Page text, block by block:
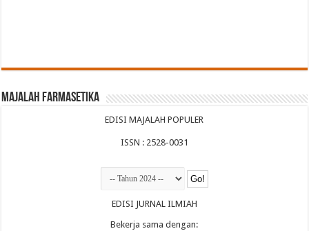
Majalah Farmasetika
EDISI MAJALAH POPULER
ISSN : 2528-0031
EDISI JURNAL ILMIAH
Bekerja sama dengan: